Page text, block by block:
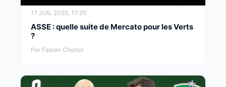
17 JUIL 2025, 17:20
ASSE : quelle suite de Mercato pour les Verts
?
Par Fabien Chorlet